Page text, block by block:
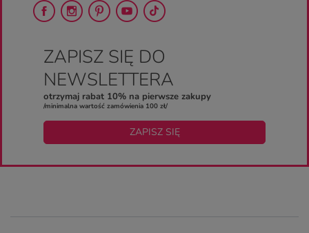
ZAPISZ SIĘ DO
NEWSLETTERA
otrzymaj rabat 10% na pierwsze zakupy
/minimalna wartość zamówienia 100 zł/
ZAPISZ SIĘ